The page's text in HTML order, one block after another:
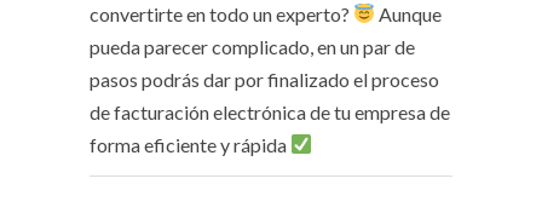
convertirte en todo un experto?
Aunque
pueda parecer complicado, en un par de
pasos podrás dar por finalizado el proceso
de facturación electrónica de tu empresa de
forma eficiente y rápida